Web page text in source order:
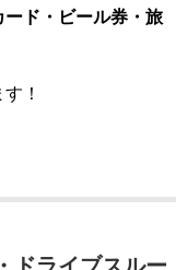
ド・ビール券・旅
！
ドライブスルー